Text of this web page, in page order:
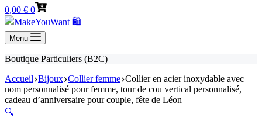
Panier
d’achat
0,00 € 0
Menu
Boutique Particuliers (B2C)
Accueil Bijoux Collier femme Collier en acier inoxydable avec
nom personnalisé pour femme, tour de cou vertical personnalisé,
cadeau d’anniversaire pour couple, fête de Léon
🔍